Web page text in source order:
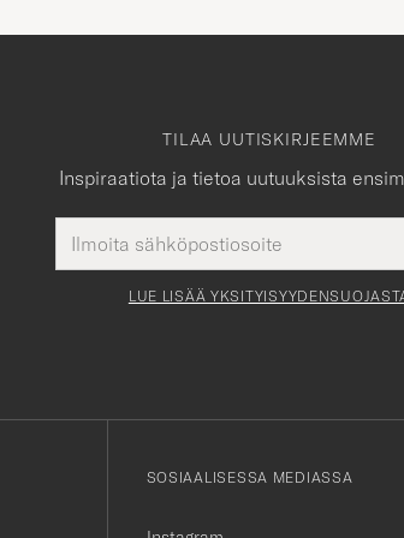
TILAA UUTISKIRJEEMME
Inspiraatiota ja tietoa uutuuksista
Pakollinen
tieto
LUE LISÄÄ
SOSIAALISESSA MEDIASSA